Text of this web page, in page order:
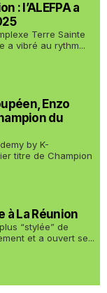
: l’ALEFPA a
Terre Sainte
a vibré au rythm...
Enzo
du
by K-
titre de Champion
à La Réunion
“stylée” de
et a ouvert se...